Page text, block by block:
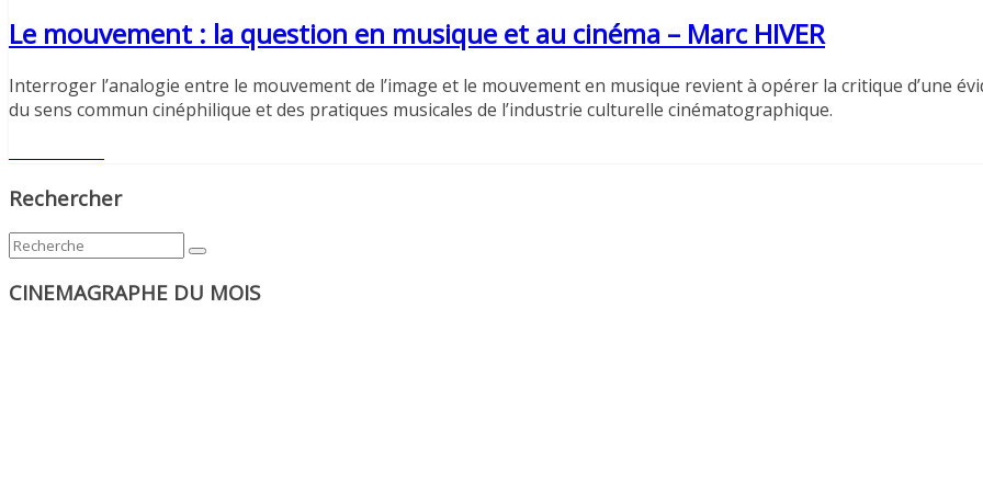
Le mouvement : la question en musique et au cinéma – Marc HIVER
Interroger l’analogie entre le mouvement de l’image et le mouvement en musique revient à opérer la critique d’une
du sens commun cinéphilique et des pratiques musicales de l’industrie culturelle cinématographique.
Rechercher
CINEMAGRAPHE DU MOIS